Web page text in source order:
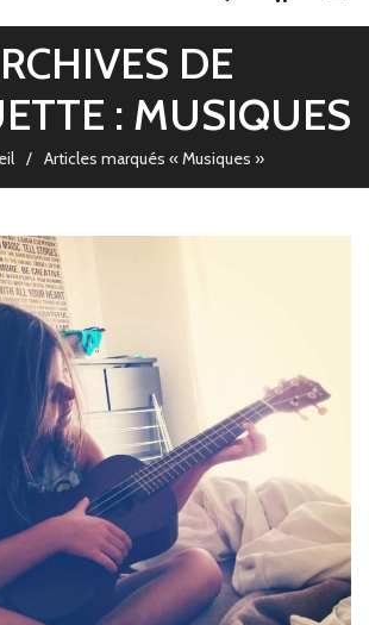
DE
: MUSIQUES
Articles marqués « Musiques »